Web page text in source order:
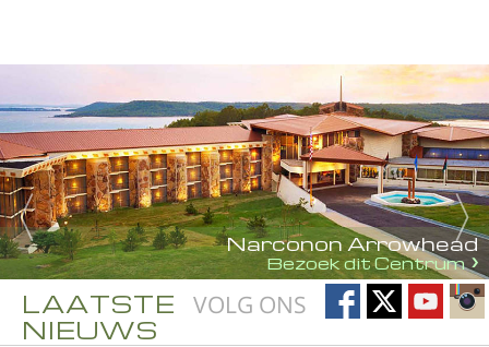
Narconon Arrowhead
Bezoek dit Centrum
VOLG ONS
LAATSTE
NIEUWS